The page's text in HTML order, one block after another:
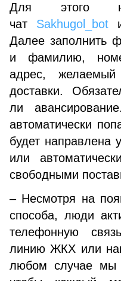
Для этого
чат Sakhugol_bot
Далее заполнить
и фамилию,
адрес,
доставки.
ли
автоматически
будет направлена
или
свободными
– Несмотря на
способа, люди
телефонную
линию ЖКХ или
любом случае мы